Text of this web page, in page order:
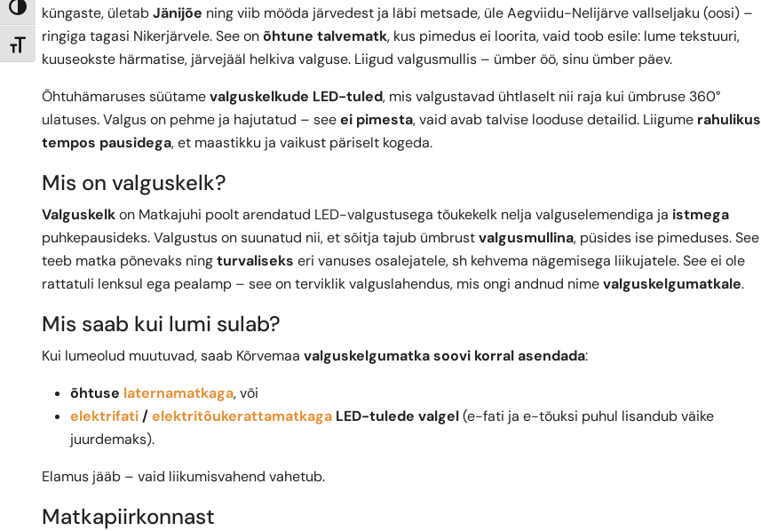
Toggle High Contrast
Toggle Font size
küngaste, ületabJänijõe ning viib mööda järvedest ja läbi metsade, üle Aegviidu-Nelijärve vallseljaku (oosi) –
ringiga tagasi Nikerjärvele. See onõhtune talvematk, kus pimedus ei loorita, vaid toob esile: lume tekstuuri,
kuuseokste härmatise, järvejääl helkiva valguse. Liigud valgusmullis – ümber öö, sinu ümber päev.
Õhtuhämaruses süütamevalguskelkude LED-tuled, mis valgustavad ühtlaselt nii raja kui ümbruse 360°
ulatuses. Valgus on pehme ja hajutatud – seeei pimesta, vaid avab talvise looduse detailid. Liigume rahulikus
tempos pausidega, et maastikku ja vaikust päriselt kogeda.
Mis on valguskelk?
Valguskelkon Matkajuhi poolt arendatud LED-valgustusega tõukekelk nelja valguselemendiga ja istmega
puhkepausideks. Valgustus on suunatud nii, et sõitja tajub ümbrustvalgusmullina, püsides ise pimeduses. See
teeb matka põnevaks ningturvaliseks eri vanuses osalejatele, sh kehvema nägemisega liikujatele. See ei ole
rattatuli lenksul ega pealamp – see on terviklik valguslahendus, mis ongi andnud nimevalguskelgumatkale.
Mis saab kui lumi sulab?
Kui lumeolud muutuvad, saab Kõrvemaa valguskelgumatka soovi korral asendada:
õhtuse laternamatkaga, või
elektrifati /elektritõukerattamatkaga LED-tulede valgel(e-fati ja e-tõuksi puhul lisandub väike
juurdemaks).
Elamus jääb – vaid liikumisvahend vahetub.
Matkapiirkonnast